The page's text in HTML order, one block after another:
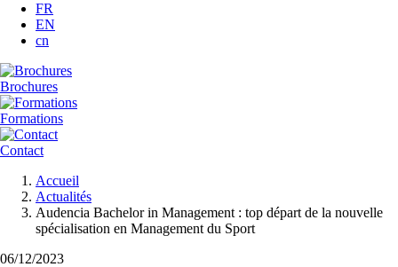
FR
EN
cn
Brochures
Formations
Contact
d'Ariane
Accueil
Actualités
Audencia Bachelor in Management : top départ de la nouvelle
spécialisation en Management du Sport
06/12/2023